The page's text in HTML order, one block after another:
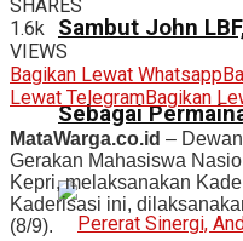
Sambut John
Sebagai
SHARES
1.6k
VIEWS
Bagikan Lewat Whatsapp
Lewat TelegramBagikan
MataWarga.co.id –
Gerakan Mahasiswa
Kepri, melaksanakan
Kaderisasi ini,
(8/9).